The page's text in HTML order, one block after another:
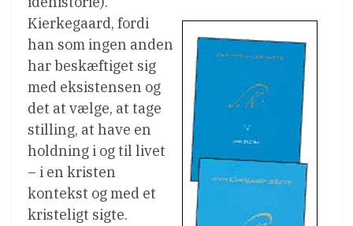
Kierkegaard, fordi
han som ingen anden
har beskæftiget sig
med eksistensen og
det at vælge, at tage
stilling, at have en
holdning i og til livet
– i en kristen
kontekst og med et
kristeligt sigte.